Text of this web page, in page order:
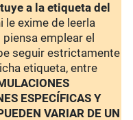
a la etiqueta del
le exime de leerla
emplear el
seguir estrictamente
etiqueta, entre
ESPECÍFICAS Y
VARIAR DE UN